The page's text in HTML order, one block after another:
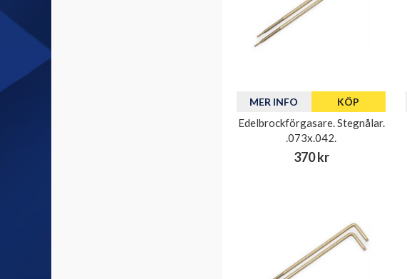
MER INFO KÖP
Edelbrockförgasare. Stegnålar.
.073x.042.
370 kr